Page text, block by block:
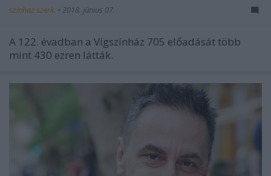
szinhaz szerk. • 2018. június 07.
A 122. évadban a Vígszínház 705 előadását több
mint 430 ezren látták.